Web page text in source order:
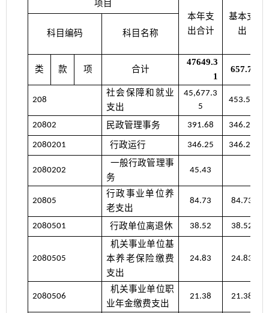
项目
本年支
出合计
基本支
出
科目编码 科目名称
类 款 项 合计
47649.3
1
657.72
208
社会保障和就业
支出
45,677.3
5
453.50
20802 民政管理事务 391.68 346.25
2080201 行政运行 346.25 346.25
2080202
一般行政管理事
务
45.43
20805
行政事业单位养
老支出
84.73 84.73
2080501 行政单位离退休 38.52 38.52
2080505
机关事业单位基
本养老保险缴费
支出
24.83 24.83
2080506
机关事业单位职
业年金缴费支出
21.38 21.38